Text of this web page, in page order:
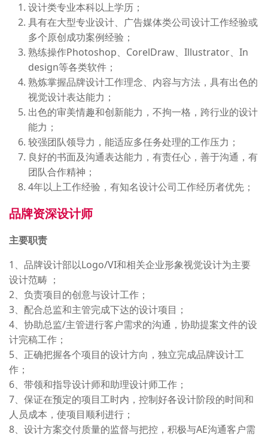
设计类专业本科以上学历；
具有在大型专业设计、广告媒体类公司设计工作经验或
多个原创成功案例经验；
熟练操作Photoshop、CorelDraw、Illustrator、In
design等各类软件；
熟炼掌握品牌设计工作理念、内容与方法，具有出色的
视觉设计表达能力；
出色的审美情趣和创新能力，不拘一格，跨行业的设计
能力；
较强团队领导力，能适应多任务处理的工作压力；
良好的书面及沟通表达能力，有责任心，善于沟通，有
团队合作精神；
4年以上工作经验，有知名设计公司工作经历者优先；
品牌资深设计师
主要职责
1、品牌设计部以Logo/VI和相关企业形象视觉设计为主要
设计范畴 ；
2、负责项目的创意与设计工作；
3、配合总监和主管完成下达的设计项目；
4、协助总监/主管进行客户需求的沟通，协助提案文件的设
计完稿工作；
5、正确把握各个项目的设计方向，独立完成品牌设计工
作；
6、带领和指导设计师和助理设计师工作；
7、保证在预定的项目工时内，控制好各设计阶段的时间和
人员成本，使项目顺利进行；
8、设计方案交付质量的监督与把控，积极与AE沟通客户需